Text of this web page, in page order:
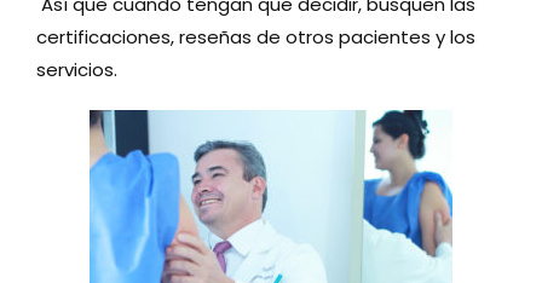
certificaciones, reseñas de otros pacientes y los
servicios.